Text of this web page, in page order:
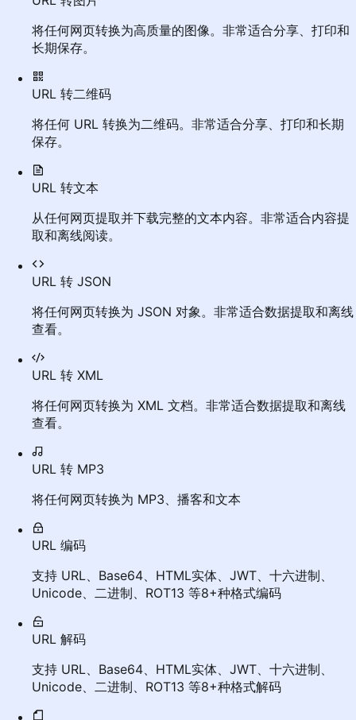
将任何网页转换为高质量的图像。非常适合分享、打印和
长期保存。
URL 转二维码
将任何 URL 转换为二维码。非常适合分享、打印和长期
保存。
URL 转文本
从任何网页提取并下载完整的文本内容。非常适合内容提
取和离线阅读。
URL 转 JSON
将任何网页转换为 JSON 对象。非常适合数据提取和离线
查看。
URL 转 XML
将任何网页转换为 XML 文档。非常适合数据提取和离线
查看。
URL 转 MP3
将任何网页转换为 MP3、播客和文本
URL 编码
支持 URL、Base64、HTML实体、JWT、十六进制、
Unicode、二进制、ROT13 等8+种格式编码
URL 解码
支持 URL、Base64、HTML实体、JWT、十六进制、
Unicode、二进制、ROT13 等8+种格式解码